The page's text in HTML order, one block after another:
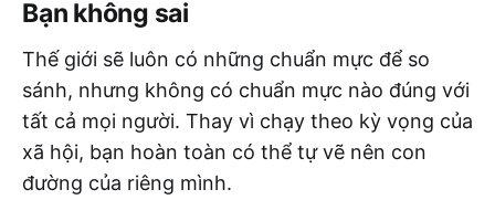
Bạn không sai
Thế giới sẽ luôn có những chuẩn mực để so
sánh, nhưng không có chuẩn mực nào đúng với
tất cả mọi người. Thay vì chạy theo kỳ vọng của
xã hội, bạn hoàn toàn có thể tự vẽ nên con
đường của riêng mình.